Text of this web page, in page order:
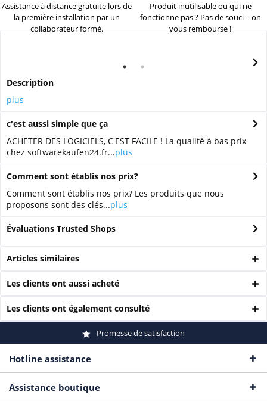
Assistance à distance gratuite lors de
la première installation par un
collaborateur formé.
Produit inutilisable ou qui ne
fonctionne pas ? Pas de souci – on
vous rembourse !
Description
plus
c'est aussi simple que ça
ACHETER DES LOGICIELS, C'EST FACILE ! La qualité à bas prix
chez softwarekaufen24.fr...plus
Comment sont établis nos prix?
Comment sont établis nos prix? Les produits que nous
proposons sont des clés...plus
Évaluations Trusted Shops
Articles similaires
Les clients ont aussi acheté
Les clients ont également consulté
Promesse de satisfaction
Hotline assistance
Assistance boutique